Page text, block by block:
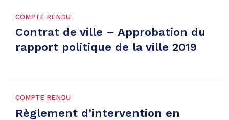
COMPTE RENDU
Contrat de ville – Approbation du
rapport politique de la ville 2019
COMPTE RENDU
Règlement d’intervention en